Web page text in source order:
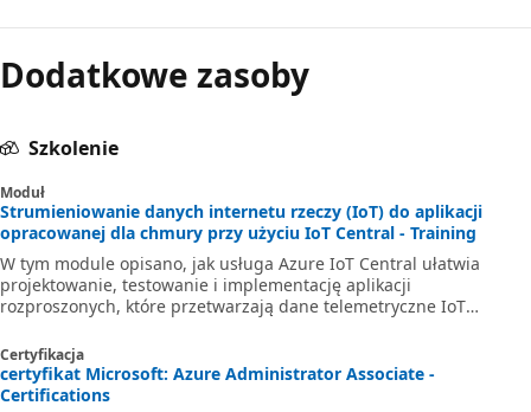
Dodatkowe zasoby
Szkolenie
Moduł
Strumieniowanie danych internetu rzeczy (IoT) do aplikacji
opracowanej dla chmury przy użyciu IoT Central - Training
W tym module opisano, jak usługa Azure IoT Central ułatwia
projektowanie, testowanie i implementację aplikacji
rozproszonych, które przetwarzają dane telemetryczne IoT
projektowania aplikacji natywnych dla chmury można wykorzystać
usługę Azure IoT Central do dostarczania kompleksowego zestawu
funkcji, które ułatwiają projektowanie, testowanie i wdrażanie
Certyfikacja
certyfikat Microsoft: Azure Administrator Associate -
Certifications